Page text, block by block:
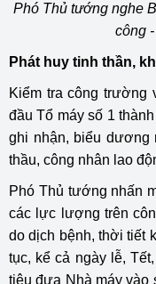
Phó Thủ tướng nghe
công
Phát huy tinh thần,
Kiểm tra công trường
đầu Tổ máy số 1
ghi nhận, biểu dương
thầu, công nhân lao
Phó Thủ tướng nhấn
các lực lượng trên
do dịch bệnh, thời tiết
tục, kể cả ngày lễ,
tiêu đưa Nhà máy vào